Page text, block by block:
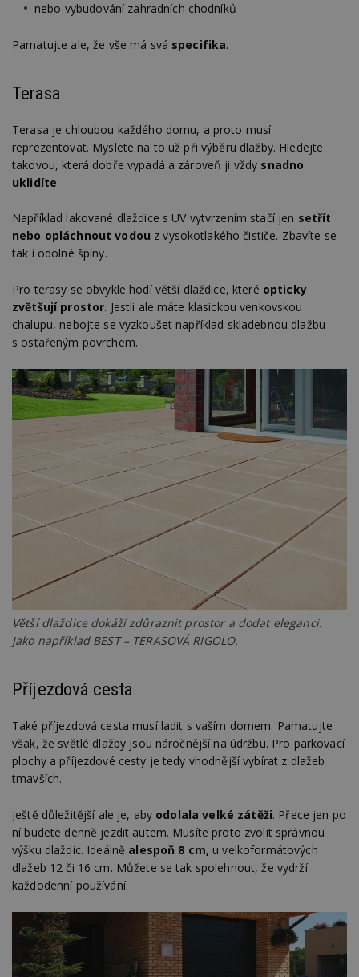
nebo vybudování zahradních chodníků
Pamatujte ale, že vše má svá specifika.
Terasa
Terasa je chloubou každého domu, a proto musí
reprezentovat. Myslete na to už při výběru dlažby. Hledejte
takovou, která dobře vypadá a zároveň ji vždy snadno
uklidíte.
Například lakované dlaždice s UV vytvrzením stačí jen setřít
nebo opláchnout vodou z vysokotlakého čističe. Zbavíte se
tak i odolné špíny.
Pro terasy se obvykle hodí větší dlaždice, které opticky
zvětšují prostor. Jestli ale máte klasickou venkovskou
chalupu, nebojte se vyzkoušet například skladebnou dlažbu
s ostařeným povrchem.
Větší dlaždice dokáží zdůraznit prostor a dodat eleganci.
Jako například BEST – TERASOVÁ RIGOLO.
Příjezdová cesta
Také příjezdová cesta musí ladit s vaším domem. Pamatujte
však, že světlé dlažby jsou náročnější na údržbu. Pro parkovací
plochy a příjezdové cesty je tedy vhodnější vybírat z dlažeb
tmavších.
Ještě důležitější ale je, aby odolala velké zátěži. Přece jen po
ní budete denně jezdit autem. Musíte proto zvolit správnou
výšku dlaždic. Ideálně alespoň 8 cm, u velkoformátových
dlažeb 12 či 16 cm. Můžete se tak spolehnout, že vydrží
každodenní používání.